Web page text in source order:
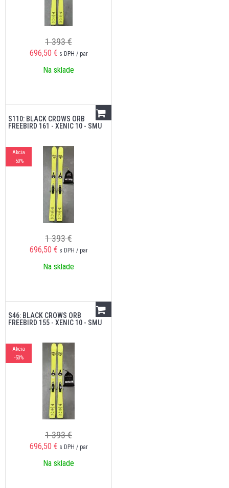
1 393 €
696,50 € s DPH / par
Na sklade
S110: BLACK CROWS ORB
FREEBIRD 161 - XENIC 10 - SMU
Akcia
-50%
1 393 €
696,50 € s DPH / par
Na sklade
S46: BLACK CROWS ORB
FREEBIRD 155 - XENIC 10 - SMU
Akcia
-50%
1 393 €
696,50 € s DPH / par
Na sklade